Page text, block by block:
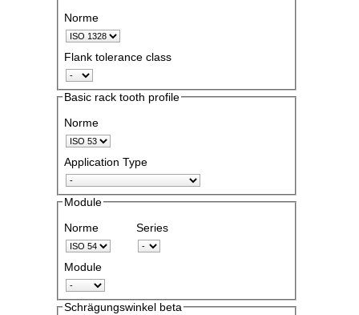
Norme
Flank tolerance class
Basic rack tooth profile
Norme
Application Type
Module
Norme
Series
Module
Schrägungswinkel beta